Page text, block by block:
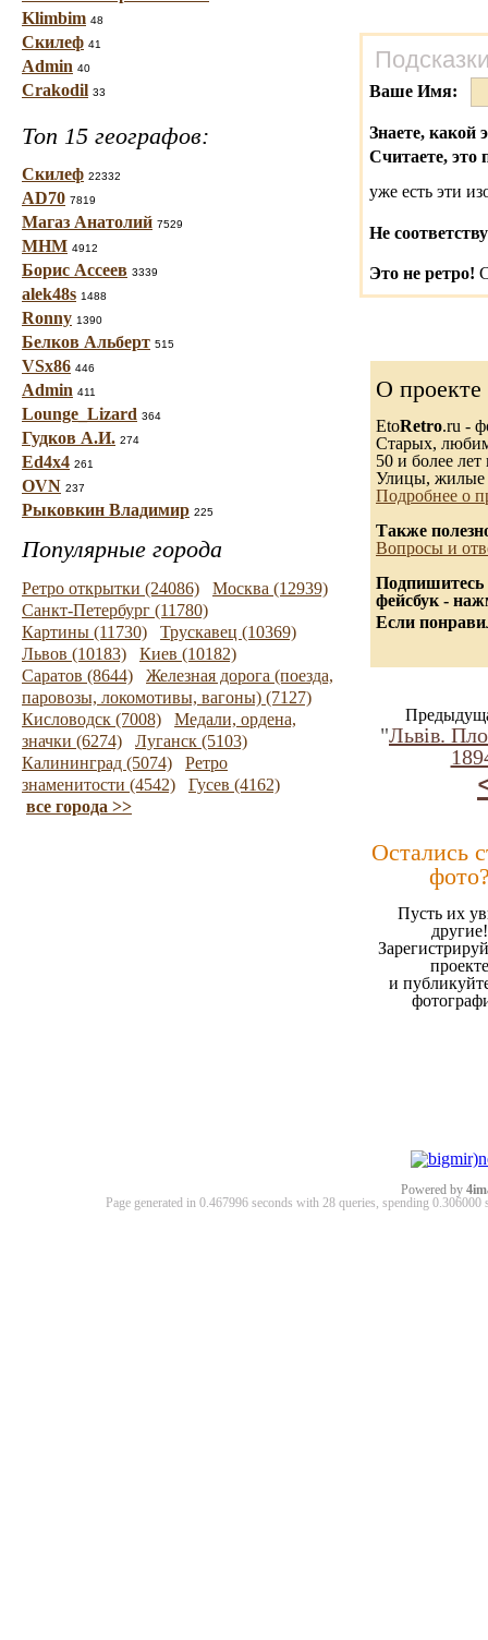
Klimbim 48
Скилеф 41
Admin 40
Crakodil 33
Топ 15 географов:
Скилеф 22332
AD70 7819
Магаз Анатолий 7529
МНМ 4912
Борис Ассеев 3339
alek48s 1488
Ronny 1390
Белков Альберт 515
VSx86 446
Admin 411
Lounge_Lizard 364
Гудков А.И. 274
Ed4x4 261
OVN 237
Рыковкин Владимир 225
Популярные города
Ретро открытки (24086)
Москва (12939)
Санкт-Петербург (11780)
Картины (11730)
Трускавец (10369)
Львов (10183)
Киев (10182)
Саратов (8644)
Железная дорога (поезда,
паровозы, локомотивы, вагоны) (7127)
Кисловодск (7008)
Медали, ордена,
значки (6274)
Луганск (5103)
Калининград (5074)
Ретро
знаменитости (4542)
Гусев (4162)
все города >>
Ваше Имя:
Знаете, какой
Считаете, это
уже есть эти
Не
Это не ретро!
О проекте
EtoRetro.ru -
Старых,
50 и более лет
Улицы, жилые
Подробнее о
Также
Вопросы и
Подпишитесь
фейсбук -
Если
"Львів.
Остались
Пусть их
другие!
проекте
и
Powered by
Page generated in 0.467996 seconds with 28 queries, spending